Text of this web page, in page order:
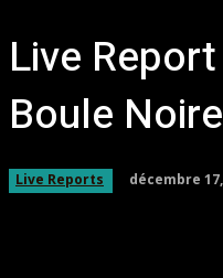
Live
Boule
Live Reports décembre